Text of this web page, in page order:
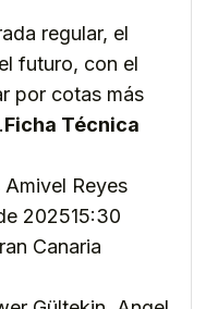
regular, el
futuro, con el
por cotas más
Ficha Técnica
Amivel Reyes
202515:30
Canaria